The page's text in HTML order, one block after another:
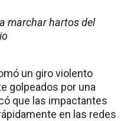
marchar hartos del
un giro violento
golpeados por una
que las impactantes
en las redes